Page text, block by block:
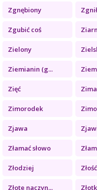
Zgnębiony
Zgubić coś
Zielony
Ziemianin (g...
Zięć Zima
Zimorodek
Zjawa
Złamać słowo
Złodziej Złość
Złote naczyn...